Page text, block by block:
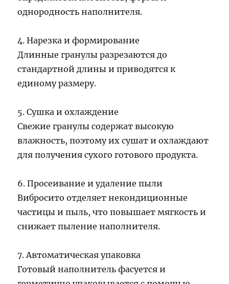
однородность наполнителя.
4. Нарезка и формирование
Длинные гранулы разрезаются до
стандартной длины и приводятся к
единому размеру.
5. Сушка и охлаждение
Свежие гранулы содержат высокую
влажность, поэтому их сушат и охлаждают
для получения сухого готового продукта.
6. Просеивание и удаление пыли
Вибросито отделяет некондиционные
частицы и пыль, что повышает мягкость и
снижает пыление наполнителя.
7. Автоматическая упаковка
Готовый наполнитель фасуется и